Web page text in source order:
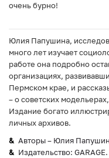
очень бурно!
Юлия Папушина,
много лет изучает
работе она подробно
организациях,
Пермском крае, и
– о советских
Издание богато
личных архивов.
Авторы – Юлия
Издательство: GARAGE.